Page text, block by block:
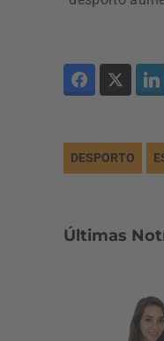
DESPORTO
Últimas